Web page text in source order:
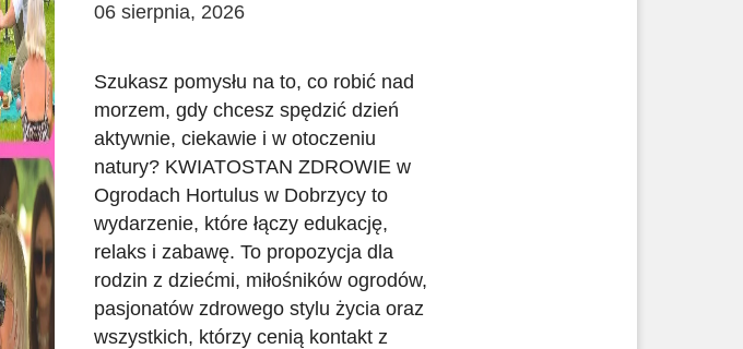
06 sierpnia, 2026
Szukasz pomysłu na to, co robić nad
morzem, gdy chcesz spędzić dzień
aktywnie, ciekawie i w otoczeniu
natury? KWIATOSTAN ZDROWIE w
Ogrodach Hortulus w Dobrzycy to
wydarzenie, które łączy edukację,
relaks i zabawę. To propozycja dla
rodzin z dziećmi, miłośników ogrodów,
pasjonatów zdrowego stylu życia oraz
wszystkich, którzy cenią kontakt z